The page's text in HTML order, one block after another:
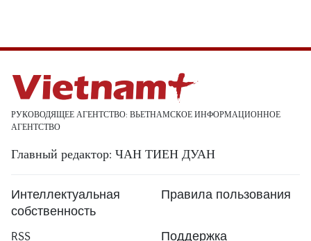
РУКОВОДЯЩЕЕ АГЕНТСТВО: ВЬЕТНАМСКОЕ ИНФОРМАЦИОННОЕ
АГЕНТСТВО
Главный редактор: ЧАН ТИЕН ДУАН
Интеллектуальная
собственность
Правила пользования
RSS Поддержка